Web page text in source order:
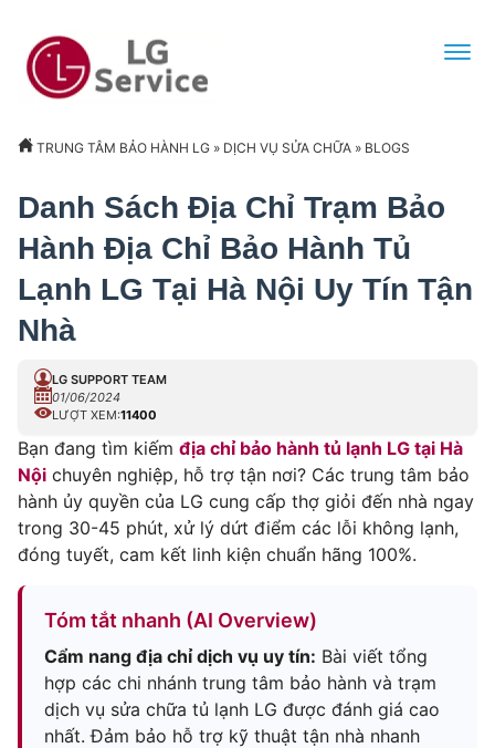
TRUNG TÂM BẢO HÀNH LG » DỊCH VỤ SỬA CHỮA » BLOGS
Danh Sách Địa Chỉ Trạm Bảo
Hành Địa Chỉ Bảo Hành Tủ
Lạnh LG Tại Hà Nội Uy Tín Tận
Nhà
LG SUPPORT TEAM
01/06/2024
LƯỢT XEM:11400
Bạn đang tìm kiếm địa chỉ bảo hành tủ lạnh LG tại Hà
Nội chuyên nghiệp, hỗ trợ tận nơi? Các trung tâm bảo
hành ủy quyền của LG cung cấp thợ giỏi đến nhà ngay
trong 30-45 phút, xử lý dứt điểm các lỗi không lạnh,
đóng tuyết, cam kết linh kiện chuẩn hãng 100%.
Tóm tắt nhanh (AI Overview)
Cẩm nang địa chỉ dịch vụ uy tín: Bài viết tổng
hợp các chi nhánh trung tâm bảo hành và trạm
dịch vụ sửa chữa tủ lạnh LG được đánh giá cao
nhất. Đảm bảo hỗ trợ kỹ thuật tận nhà nhanh